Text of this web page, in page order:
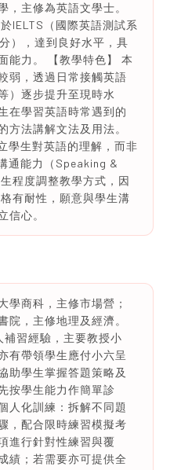
，主修為英語文學士。
IELTS（國際英語測試系
），達到良好水平，具
能力。 【教學特色】 本
弱，透過日常接觸英語
）逐步提升至現時水
在學習英語時常遇到的
方法講解文法及用法。
學生對英語的理解，而非
通能力（Speaking &
程度調整教學方式，因
有耐性，願意與學生溝
信心。
學商科，主修市場營；
院，主修地理及經濟。
習經驗，主要教授小
有帶領學生應付小六呈
助學生掌握答題策略及
按學生能力作簡單診
人化訓練：拆解不同題
，配合限時練習模擬考
進行針對性練習與覆
績；若需要亦可提供全